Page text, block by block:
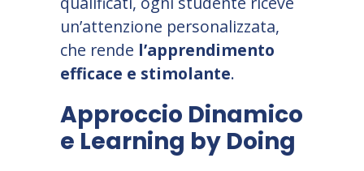
un’attenzione personalizzata,
che rende l’apprendimento
efficace e stimolante.
Approccio Dinamico
e Learning by Doing